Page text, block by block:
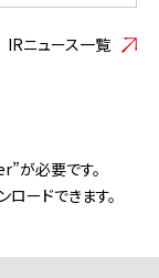
IRニュース一覧
が必要です。
ードできます。